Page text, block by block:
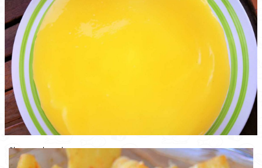
Cheesecake agli agrumi